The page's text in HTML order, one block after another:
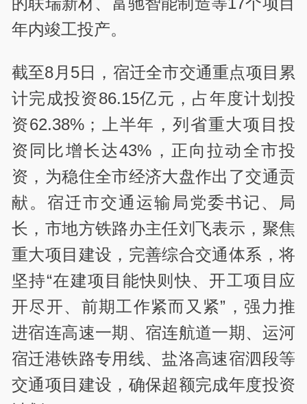
年内竣工投产。
截至8月5日，宿迁全市交通重点项目累
计完成投资86.15亿元，占年度计划投
资62.38%；上半年，列省重大项目投
资同比增长达43%，正向拉动全市投
资，为稳住全市经济大盘作出了交通贡
献。宿迁市交通运输局党委书记、局
长，市地方铁路办主任刘飞表示，聚焦
重大项目建设，完善综合交通体系，将
坚持“在建项目能快则快、开工项目应
开尽开、前期工作紧而又紧”，强力推
进宿连高速一期、宿连航道一期、运河
宿迁港铁路专用线、盐洛高速宿泗段等
交通项目建设，确保超额完成年度投资